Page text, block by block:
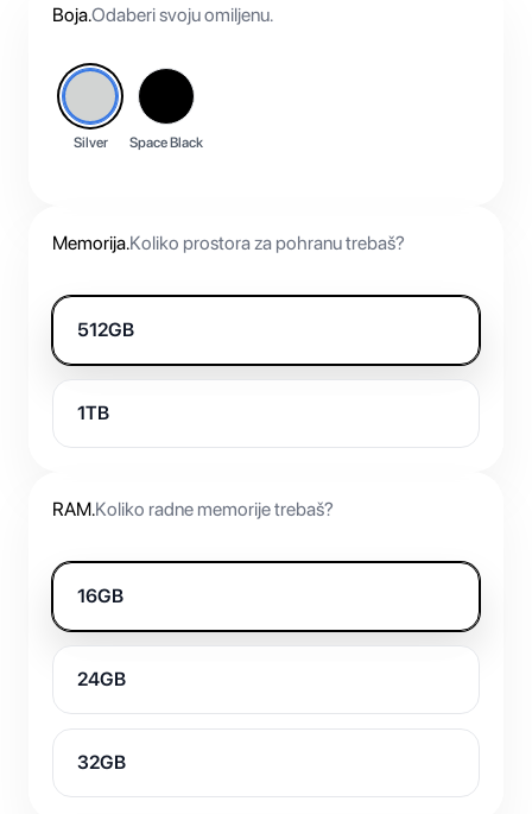
Mac.Boja.Odaberi svoju omiljenu.
Silver Space Black
Memorija.Koliko prostora za pohranu trebaš?
512GB
1TB
RAM.Koliko radne memorije trebaš?
16GB
24GB
32GB